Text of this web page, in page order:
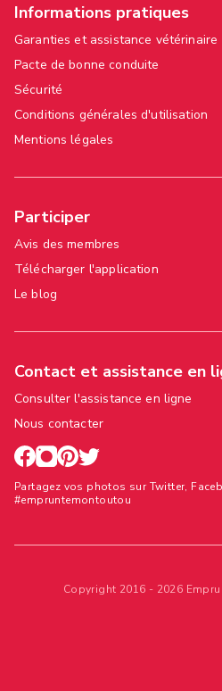
Informations pratiques
Garanties et assistance vétérinaire
Pacte de bonne conduite
Sécurité
Conditions générales d'utilisation
Mentions légales
Participer
Avis des membres
Télécharger l'application
Le blog
Contact et assistance en
Consulter l'assistance en ligne
Nous contacter
Partagez vos photos sur Twitter,
#empruntemontoutou
Copyright 2016 - 2026